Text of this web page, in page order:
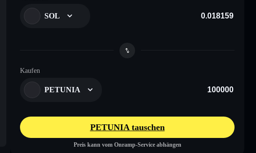
SOL
Kaufen
PETUNIA
PETUNIA tauschen
Preis kann vom Onramp-Service abhängen